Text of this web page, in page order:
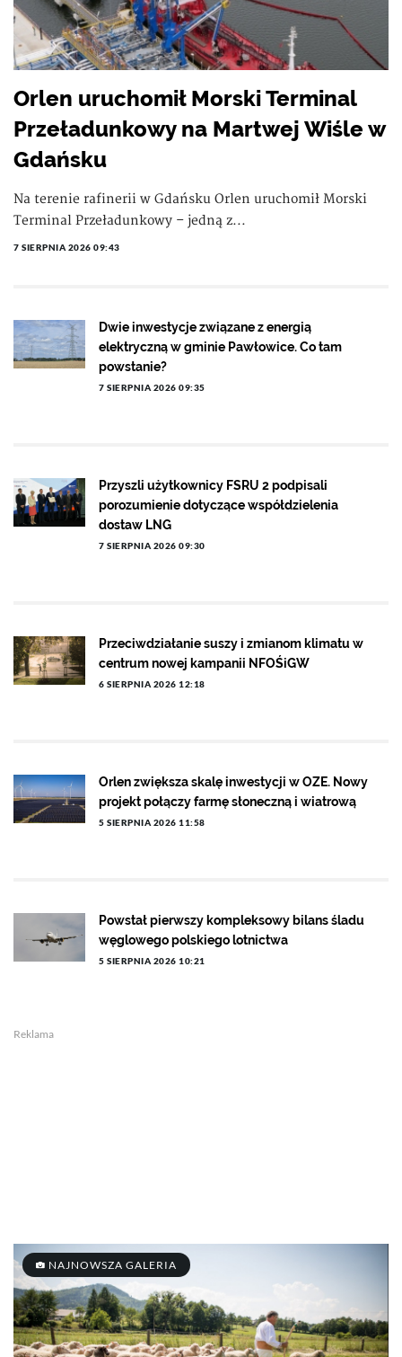
Orlen uruchomił Morski Terminal
Przeładunkowy na Martwej Wiśle w
Gdańsku
Na terenie rafinerii w Gdańsku Orlen uruchomił Morski
Terminal Przeładunkowy – jedną z...
7 SIERPNIA 2026 09:43
Dwie inwestycje związane z energią
elektryczną w gminie Pawłowice. Co tam
powstanie?
7 SIERPNIA 2026 09:35
Przyszli użytkownicy FSRU 2 podpisali
porozumienie dotyczące współdzielenia
dostaw LNG
7 SIERPNIA 2026 09:30
Przeciwdziałanie suszy i zmianom klimatu w
centrum nowej kampanii NFOŚiGW
6 SIERPNIA 2026 12:18
Orlen zwiększa skalę inwestycji w OZE. Nowy
projekt połączy farmę słoneczną i wiatrową
5 SIERPNIA 2026 11:58
Powstał pierwszy kompleksowy bilans śladu
węglowego polskiego lotnictwa
5 SIERPNIA 2026 10:21
Reklama
NAJNOWSZA GALERIA